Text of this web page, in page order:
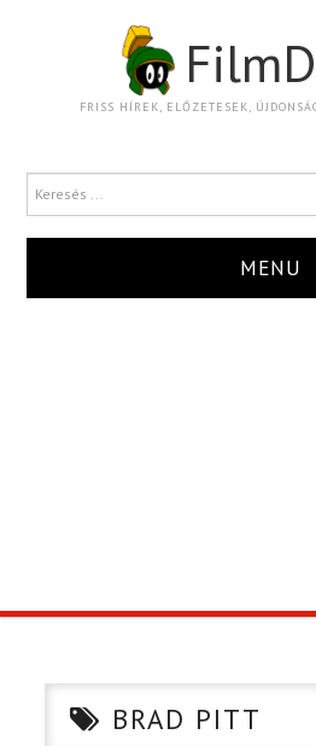
FRISS HÍREK, ELŐZETESEK,
MENU
CIKK BRAD PITT